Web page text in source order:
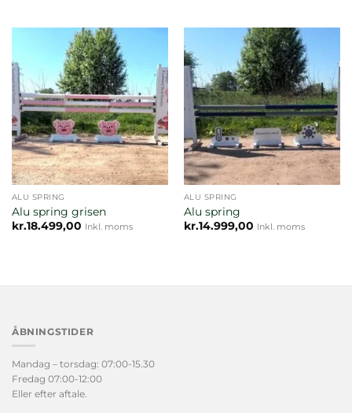
ALU SPRING
Alu spring grisen
kr.18.499,00 Inkl. moms
ALU SPRING
Alu spring
kr.14.999,00 Inkl. moms
ÅBNINGSTIDER
Mandag – torsdag: 07:00-15.30
Fredag 07:00-12:00
Eller efter aftale.